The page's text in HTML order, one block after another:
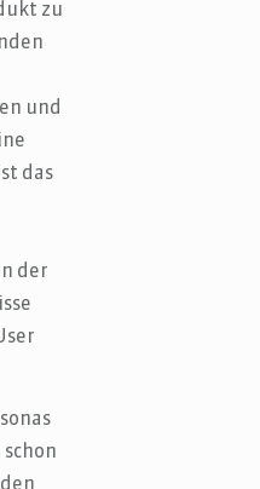
zu
und
das
der